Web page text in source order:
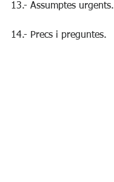
13.- Assumptes urgents.
14.- Precs i preguntes.